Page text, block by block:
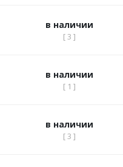
в наличии
[ 3 ]
в наличии
[ 1 ]
в наличии
[ 3 ]